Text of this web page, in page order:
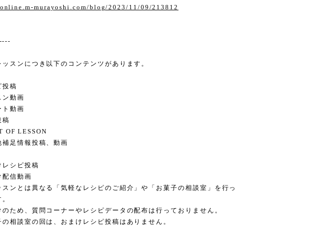
murayoshi.com/blog/2023/11/09/213812
ッスンにつき以下のコンテンツがあります。
投稿
ン動画
ト動画
稿
OF LESSON
補足情報投稿、動画
レシピ投稿
配信動画
ンとは異なる「気軽なレシピのご紹介」や「お菓子の相談室」を行っ
ため、質問コーナーやレシピデータの配布は行っておりません。
相談室の回は、おまけレシピ投稿はありません。